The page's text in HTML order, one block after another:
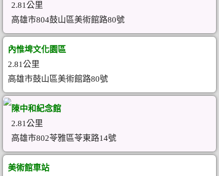
2.81公里
高雄市804鼓山區美術館路80號
內惟埤文化園區
2.81公里
高雄市鼓山區美術館路80號
陳中和紀念館
2.81公里
高雄市802苓雅區苓東路14號
美術館車站